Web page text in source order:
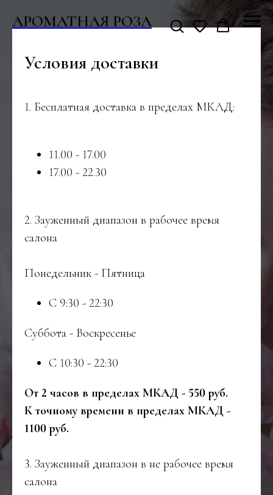
АРОМАТНАЯ РОЗА
Условия доставки
1.⁠ ⁠Бесплатная доставка в пределах МКАД:
11.00 - 17.00
17.00 - 22.30
2.⁠ ⁠Зауженный диапазон в рабочее время
салона
Понедельник - Пятница
С 9:30 - 22:30
Суббота - Воскресенье
С 10:30 - 22:30
От 2 часов в пределах МКАД - 550 руб.
К точному времени в пределах МКАД -
1100 руб.
3.⁠ ⁠Зауженный диапазон в не рабочее время
салона